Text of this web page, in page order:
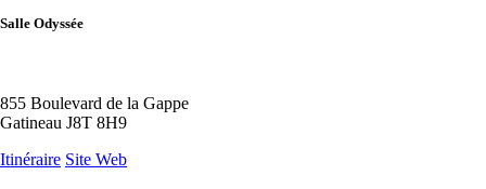
Salle Odyssée
855 Boulevard de la Gappe
Gatineau J8T 8H9
Itinéraire Site Web